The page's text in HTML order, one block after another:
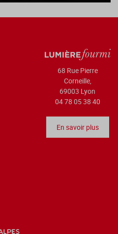
68 Rue Pierre
Corneille,
69003 Lyon
04 78 05 38 40
En savoir plus